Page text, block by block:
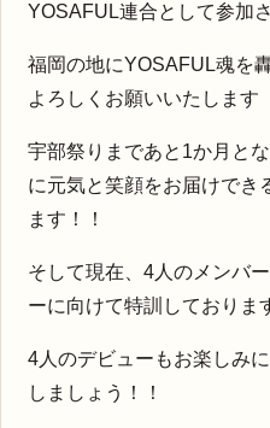
YOSAFUL連合として参加
福岡の地にYOSAFUL魂を
よろしくお願いいたします
宇部祭りまであと1か月と
に元気と笑顔をお届けでき
ます！！
そして現在、4人のメンバ
ーに向けて特訓しておりま
4人のデビューもお楽しみ
しましょう！！